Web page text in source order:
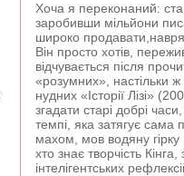
Хоча я переконаний:
заробивши мільйони
широко продавати,
Він просто хотів,
відчувається після
«розумних», настільки ж
нудних «Історії Лізі»
згадати старі добрі
темпі, яка затягує сама
махом, мов водяну гірку
хто знає творчість
інтелігентських